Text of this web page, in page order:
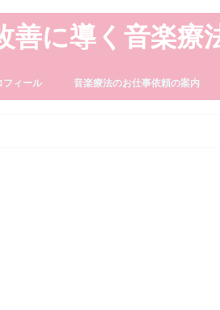
善に導く音楽療
フィール 音楽療法のお仕事依頼の案内